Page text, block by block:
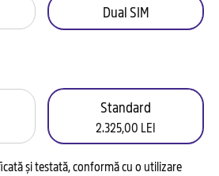
Dual SIM
Standard
2.325,00 LEI
și testată, conformă cu o utilizare